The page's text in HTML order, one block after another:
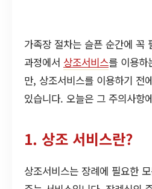
가족장 절차는 슬픈 순간에 꼭
과정에서 상조서비스를 이용하
만, 상조서비스를 이용하기 전
있습니다. 오늘은 그 주의사항
1. 상조 서비스란?
상조서비스는 장례에 필요한